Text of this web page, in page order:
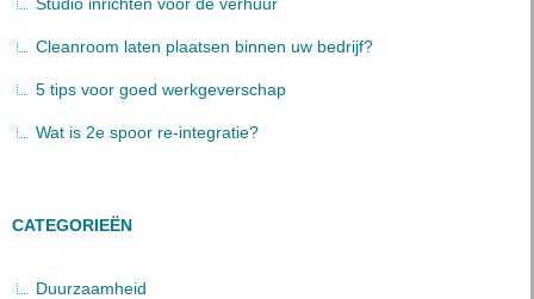
Cleanroom laten plaatsen binnen uw bedrijf?
5 tips voor goed werkgeverschap
Wat is 2e spoor re-integratie?
CATEGORIEËN
Duurzaamheid